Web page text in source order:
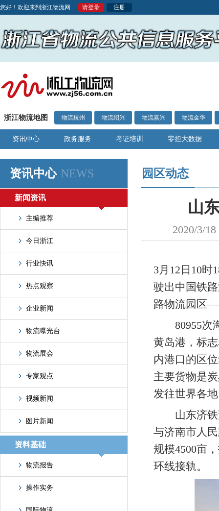
您好！欢迎来到浙江物流网 请登录 注册
浙江物流地图 物流杭州 物流绍兴 物流嘉兴 物流金华
资讯中心 政务服务 考证培训 零担大数据
资讯中心 NEWS
新闻资讯
主编推荐
今日浙江
行业快讯
热点观察
企业新闻
物流曝光台
物流展会
专家观点
视频新闻
图片新闻
资料基础
物流报告
操作实务
园区动态
山
2020/3/
3月12日10时
驶出中国铁
路物流园区
80955次海
黄岛港，标
内港口的区
主要货物是
发往世界各
山东济铁
与济南市人
规模4500亩
环线接轨。